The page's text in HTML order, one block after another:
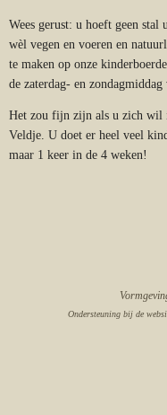
Wees gerust: u hoeft geen stal
wèl vegen en voeren en
te maken op onze
de zaterdag- en
Het zou fijn zijn als u zich wil
Veldje. U doet er heel veel
maar 1 keer in de 4 weken!
Ondersteuning bij de